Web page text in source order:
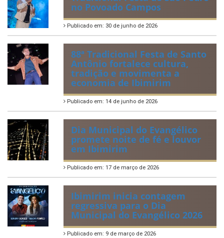
no Povoado Campos
Publicado em: 30 de junho de 2026
88ª Tradicional Festa de Santo
Antônio fortalece cultura,
tradição e movimenta a
economia de Ibimirim
Publicado em: 14 de junho de 2026
Dia Municipal do Evangélico
promete noite de fé e louvor
em Ibimirim
Publicado em: 17 de março de 2026
Ibimirim inicia contagem
regressiva para o Dia
Municipal do Evangélico 2026
Publicado em: 9 de março de 2026